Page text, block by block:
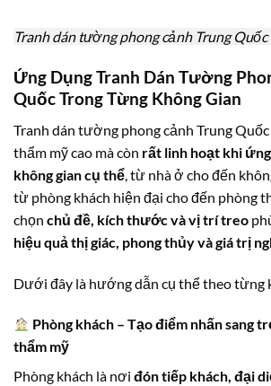
Tranh dán tường phong cảnh Trung
Ứng Dụng Tranh Dán Tường
Quốc Trong Từng Không Gian
Tranh dán tường phong cảnh Trung
thẩm mỹ cao mà còn rất linh hoạt khi
không gian cụ thể, từ nhà ở cho đến
từ phòng khách hiện đại cho đến phòng
chọn chủ đề, kích thước và vị trí treo
hiệu quả thị giác, phong thủy và giá trị
Dưới đây là hướng dẫn cụ thể theo từng
Phòng khách – Tạo điểm nhấn sang
thẩm mỹ
Phòng khách là nơi đón tiếp khách, đại